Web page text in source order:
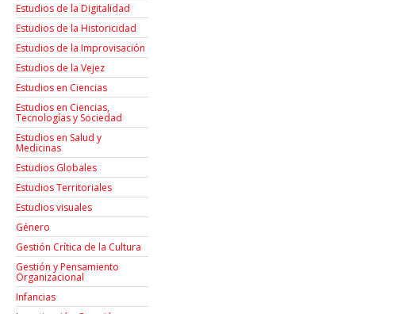
Estudios de la Digitalidad
Estudios de la Historicidad
Estudios de la Improvisación
Estudios de la Vejez
Estudios en Ciencias
Estudios en Ciencias,
Tecnologías y Sociedad
Estudios en Salud y
Medicinas
Estudios Globales
Estudios Territoriales
Estudios visuales
Género
Gestión Crítica de la Cultura
Gestión y Pensamiento
Organizacional
Infancias